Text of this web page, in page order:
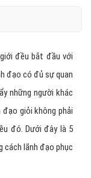
đều bắt đầu với
đạo có đủ sự quan
những người khác
giỏi không phải
đó. Dưới đây là 5
cách lãnh đạo phục